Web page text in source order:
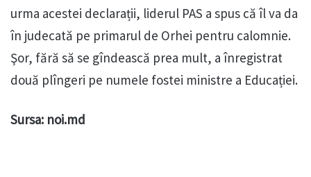
urma acestei declarații, liderul PAS a spus că îl va da
în judecată pe primarul de Orhei pentru calomnie.
Şor, fără să se gîndească prea mult, a înregistrat
două plîngeri pe numele fostei ministre a Educației.
Sursa: noi.md